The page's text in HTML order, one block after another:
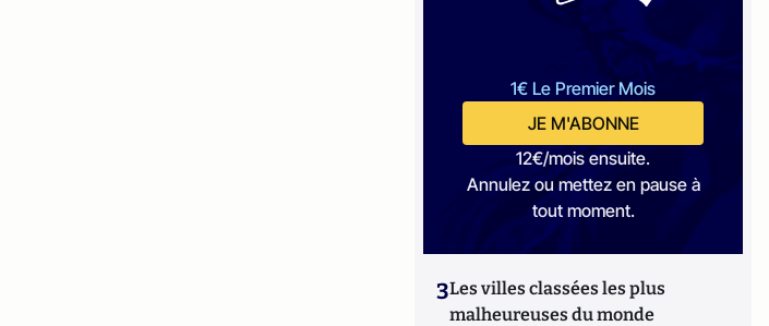
1€ Le Premier Mois
JE M'ABONNE
12€/mois ensuite.
Annulez ou mettez en pause à
tout moment.
3Les villes classées les plus
malheureuses du monde